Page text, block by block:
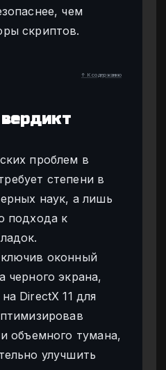
чем
скриптов.
↑ К содержанию
проблем в
степени в
наук, а лишь
подхода к
оконный
черного экрана,
DirectX 11 для
объемного тумана,
улучшить